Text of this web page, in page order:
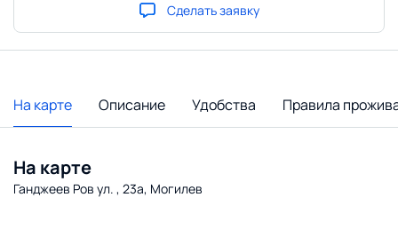
Сделать заявку
На карте Описание Удобства Правила
На карте
Ганджеев Ров ул. , 23а, Могилев